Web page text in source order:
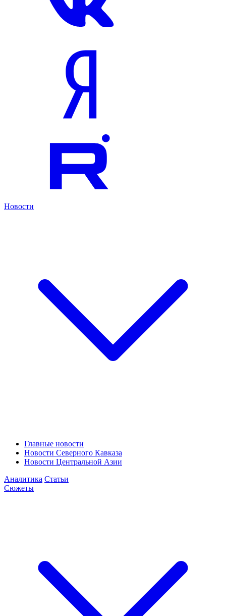
Новости
Главные новости
Новости Северного Кавказа
Новости Центральной Азии
Аналитика Статьи
Сюжеты